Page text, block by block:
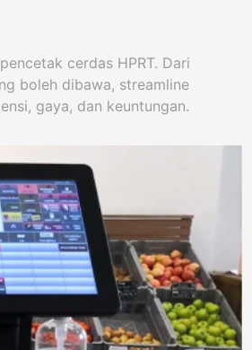
cerdas HPRT. Dari
boleh dibawa, streamline
gaya, dan keuntungan.